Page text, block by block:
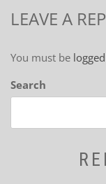
LEAVE A
You must be
Search